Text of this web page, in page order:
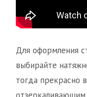
Для оформления
выбирайте
тогда прекрасно